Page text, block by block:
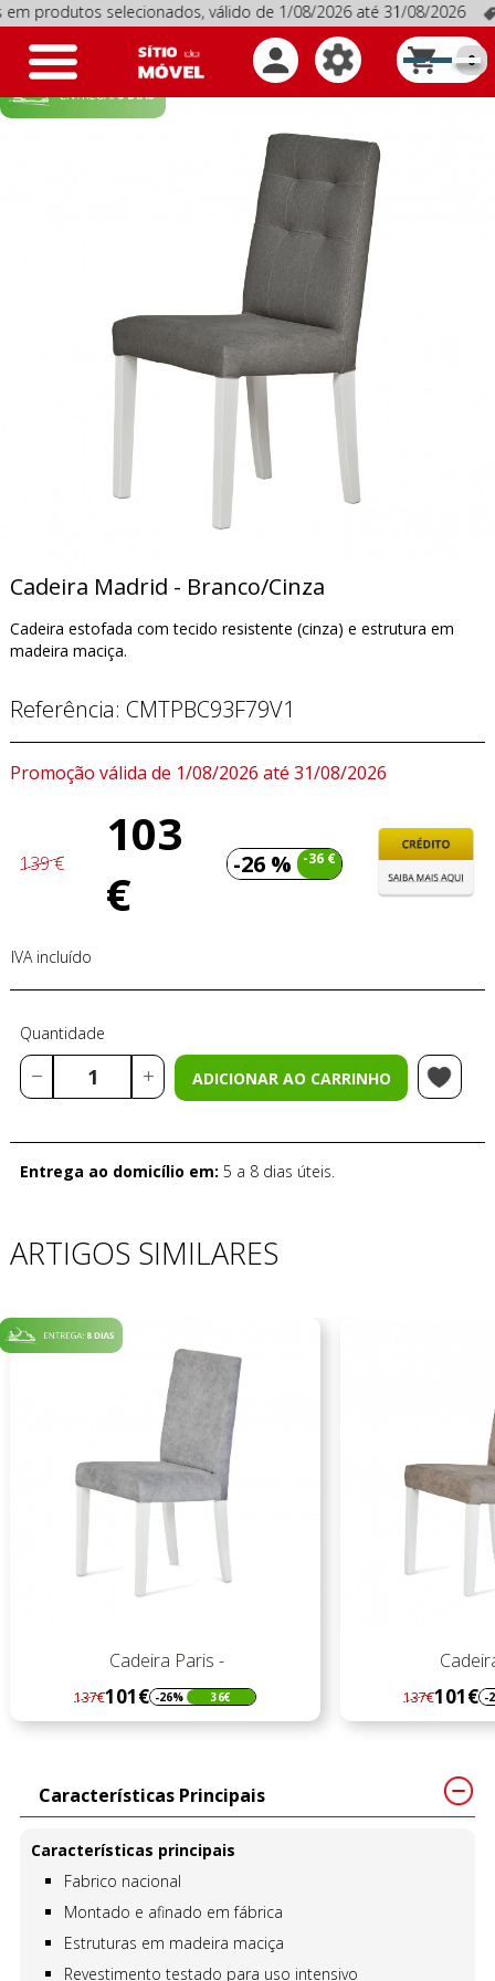
selecionados, válido de 1/08/2026 até 31/08/2026
Toggle
navigation 0
Cadeira Madrid - Branco/Cinza
Cadeira estofada com tecido resistente (cinza) e estrutura em
madeira maciça.
Referência: CMTPBC93F79V1
Promoção válida de 1/08/2026 até 31/08/2026
139 €
103
€
-26 % -36 €
IVA incluído
Quantidade
ADICIONAR AO CARRINHO
Entrega ao domicílio em: 5 a 8 dias úteis.
ARTIGOS SIMILARES
Cadeira Paris -
Regular
preço
137€101€
Preço -26% 36€
Regular
preço
137€101€
Preço -
Características Principais
Características principais
Fabrico nacional
Montado e afinado em fábrica
Estruturas em madeira maciça
Revestimento testado para uso intensivo